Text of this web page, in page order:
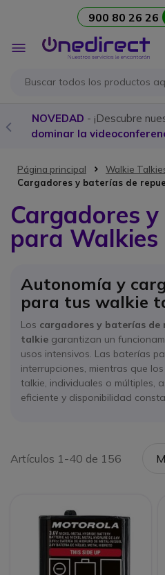
900 80 26 26
Toggle
Nav
para
Compra aquí los
Página principal Walkie
Cargadores y baterías de
Cargadores
para Walkies
Autonomía y
para tus walkie
Los cargadores y baterías
talkie garantizan un
usos intensivos. Las baterías
interrupciones, mientras que
talkie, individuales o múltiples,
eficiente y disponibilidad
Artículos 1-40 de 156